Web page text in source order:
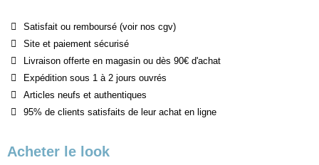
Satisfait ou remboursé (voir nos cgv)
Site et paiement sécurisé
Livraison offerte en magasin ou dès 90€ d'achat
Expédition sous 1 à 2 jours ouvrés
Articles neufs et authentiques
95% de clients satisfaits de leur achat en ligne
Acheter le look